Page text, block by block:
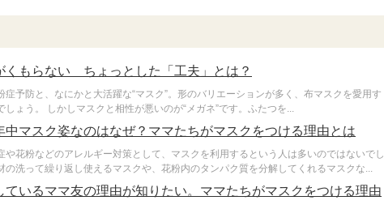
くもらない ちょっとした「工夫」とは？
症予防と、なにかと大活躍な“マスク”。形のバリエーションが多く、布マスクを愛用す
ょう。 しかしマスクと相性が悪いのが“メガネ”です。ふたつを...
中マスク姿なのはなぜ？ママたちがマスクをつける理由とは
や花粉などのアレルギー対策として、マスクを利用するという人は多いのではないでし
の洗って繰り返し使えるマスクや、花粉内のタンパク質を分解してくれるマスクな...
ているママ友の理由が知りたい。ママたちがマスクをつける理由